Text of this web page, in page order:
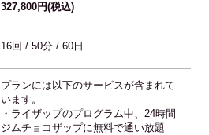
327,800円(税込)
16回 / 50分 / 60日
プランには以下のサービスが含まれて
います。
・ライザップのプログラム中、24時間
ジムチョコザップに無料で通い放題